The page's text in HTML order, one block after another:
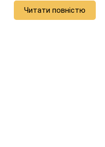
Читати повністю